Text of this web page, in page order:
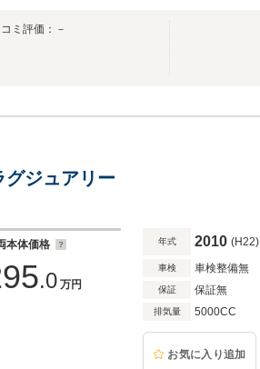
ミ評価：－
ジュアリー
本体価格
.0 万円
年式 2010 (H22)
車検 車検整備無
保証 保証無
排気量 5000CC
お気に入り追加